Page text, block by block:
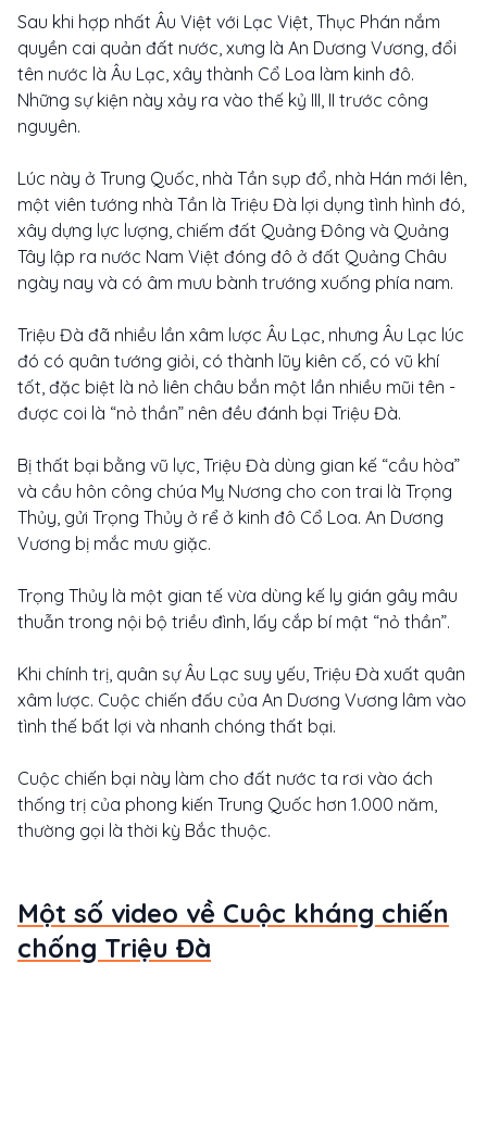
Sau khi hợp nhất Âu Việt với Lạc Việt, Thục Phán nắm
quyền cai quản đất nước, xưng là An Dương Vương, đổi
tên nước là Âu Lạc, xây thành Cổ Loa làm kinh đô.
Những sự kiện này xảy ra vào thế kỷ III, II trước công
nguyên.
Lúc này ở Trung Quốc, nhà Tần sụp đổ, nhà Hán mới lên,
một viên tướng nhà Tần là Triệu Đà lợi dụng tình hình đó,
xây dựng lực lượng, chiếm đất Quảng Đông và Quảng
Tây lập ra nước Nam Việt đóng đô ở đất Quảng Châu
ngày nay và có âm mưu bành trướng xuống phía nam.
Triệu Đà đã nhiều lần xâm lược Âu Lạc, nhưng Âu Lạc lúc
đó có quân tướng giỏi, có thành lũy kiên cố, có vũ khí
tốt, đặc biệt là nỏ liên châu bắn một lần nhiều mũi tên -
được coi là “nỏ thần” nên đều đánh bại Triệu Đà.
Bị thất bại bằng vũ lực, Triệu Đà dùng gian kế “cầu hòa”
và cầu hôn công chúa Mỵ Nương cho con trai là Trọng
Thủy, gửi Trọng Thủy ở rể ở kinh đô Cổ Loa. An Dương
Vương bị mắc mưu giặc.
Trọng Thủy là một gian tế vừa dùng kế ly gián gây mâu
thuẫn trong nội bộ triều đình, lấy cắp bí mật “nỏ thần”.
Khi chính trị, quân sự Âu Lạc suy yếu, Triệu Đà xuất quân
xâm lược. Cuộc chiến đấu của An Dương Vương lâm vào
tình thế bất lợi và nhanh chóng thất bại.
Cuộc chiến bại này làm cho đất nước ta rơi vào ách
thống trị của phong kiến Trung Quốc hơn 1.000 năm,
thường gọi là thời kỳ Bắc thuộc.
Một số video về Cuộc kháng chiến
chống Triệu Đà